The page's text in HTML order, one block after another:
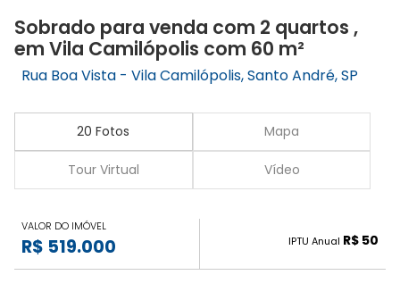
Sobrado para venda com 2 quartos ,
em Vila Camilópolis com 60 m²
Rua Boa Vista - Vila Camilópolis, Santo André, SP
20 Fotos Mapa
Tour Virtual Vídeo
VALOR DO IMÓVEL
R$ 519.000 IPTU Anual R$ 50